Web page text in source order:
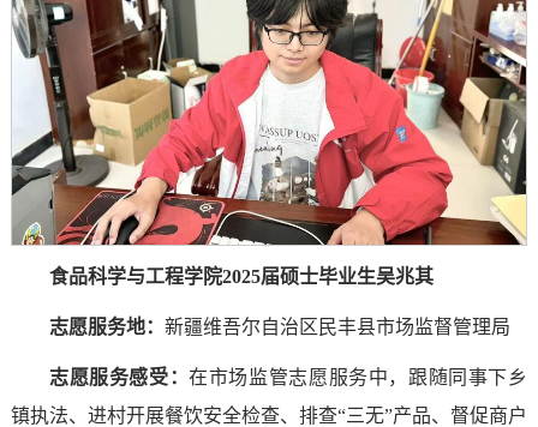
食品科学与工程学院2025届硕士毕业生吴兆其
志愿服务地： 新疆维吾尔自治区民丰县市场监督管理局
志愿服务感受 ：在市场监管志愿服务中，跟随同事下乡
镇执法、进村开展餐饮安全检查、排查“三无”产品、督促商户